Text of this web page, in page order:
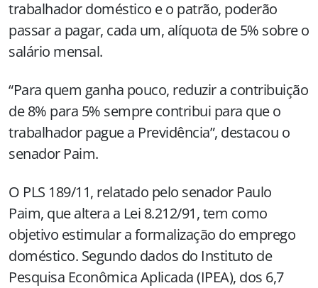
trabalhador doméstico e o patrão, poderão
passar a pagar, cada um, alíquota de 5% sobre o
salário mensal.
“Para quem ganha pouco, reduzir a contribuição
de 8% para 5% sempre contribui para que o
trabalhador pague a Previdência”, destacou o
senador Paim.
O PLS 189/11, relatado pelo senador Paulo
Paim, que altera a Lei 8.212/91, tem como
objetivo estimular a formalização do emprego
doméstico. Segundo dados do Instituto de
Pesquisa Econômica Aplicada (IPEA), dos 6,7